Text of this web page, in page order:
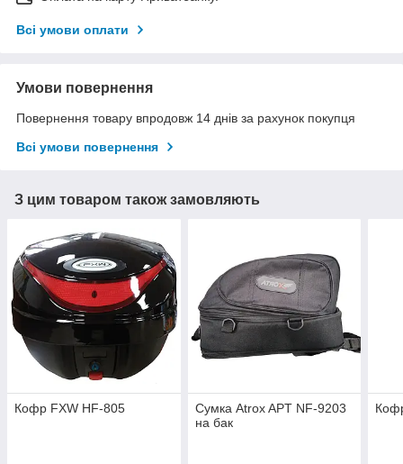
Всі умови оплати
Умови повернення
Повернення товару впродовж 14 днів за рахунок покупця
Всі умови повернення
З цим товаром також замовляють
Кофр FXW HF-805
Сумка Atrox APT NF-9203
на бак